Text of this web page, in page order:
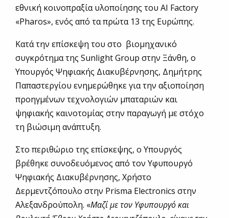
εθνική κοινοπραξία υλοποίησης του AI Factory
«Pharos», ενός από τα πρώτα 13 της Ευρώπης.
Κατά την επίσκεψη του στο βιομηχανικό
συγκρότημα της Sunlight Group στην Ξάνθη, ο
Υπουργός Ψηφιακής Διακυβέρνησης, Δημήτρης
Παπαστεργίου ενημερώθηκε για την αξιοποίηση
προηγμένων τεχνολογιών μπαταριών και
ψηφιακής καινοτομίας στην παραγωγή με στόχο
τη βιώσιμη ανάπτυξη.
Στο περιθώριο της επίσκεψης, ο Υπουργός
βρέθηκε συνοδευόμενος από τον Υφυπουργό
Ψηφιακής Διακυβέρνησης, Χρήστο
Δερμεντζόπουλο στην Prisma Electronics στην
Αλεξανδρούπολη. «Μαζί με τον Υφυπουργό και